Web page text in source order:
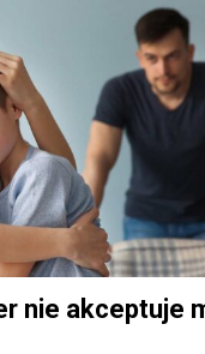
nie akceptuje